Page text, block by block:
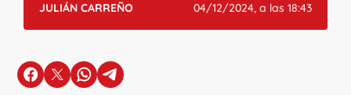
JULIÁN CARREÑO 04/12/2024, a las 18:43
en Facebook
en Xen Whatsapp
en Telegram